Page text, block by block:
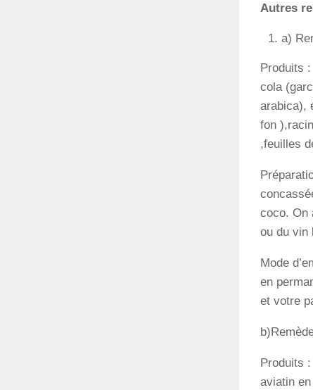
Autres
a)
Produits
cola
arabica),
fon
,feuilles
coco. On
ou du vin
Mode
en
et votre
Produits
aviatin